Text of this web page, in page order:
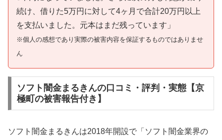
続け、借りた5万円に対して4ヶ月で合計20万円以上
を支払いました。元本はまだ残っています」
※個人の感想であり実際の被害内容を保証するものではありませ
ん
ソフト闇金まるきんの口コミ・評判・実態【京
極町の被害報告付き】
ソフト闇金まるきんは2018年開設で「ソフト闇金業界の